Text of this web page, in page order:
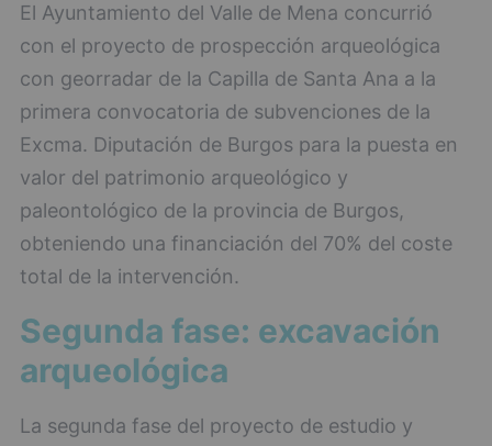
El Ayuntamiento del Valle de Mena concurrió
con el proyecto de prospección arqueológica
con georradar de la Capilla de Santa Ana a la
primera convocatoria de subvenciones de la
Excma. Diputación de Burgos para la puesta en
valor del patrimonio arqueológico y
paleontológico de la provincia de Burgos,
obteniendo una financiación del 70% del coste
total de la intervención.
Segunda fase: excavación
arqueológica
La segunda fase del proyecto de estudio y